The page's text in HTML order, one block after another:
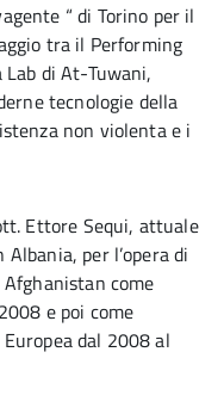
“ di Torino per il
tra il Performing
Lab di At-Tuwani,
tecnologie della
non violenta e i
Ettore Sequi, attuale
per l’opera di
come
e poi come
dal 2008 al